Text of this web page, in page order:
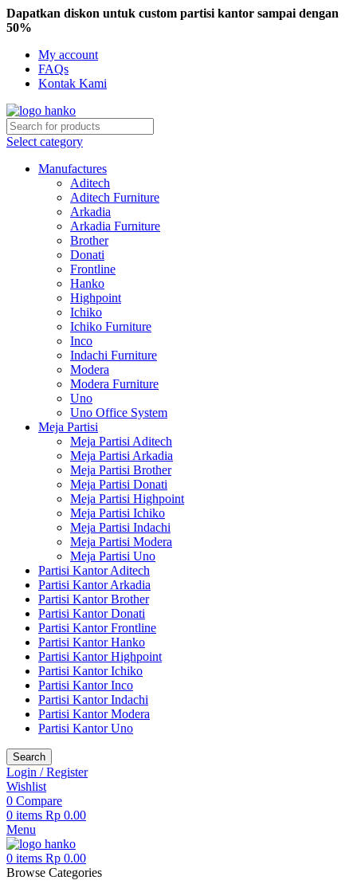
Dapatkan diskon untuk custom partisi kantor sampai dengan
50%
My account
FAQs
Kontak Kami
Select category
Manufactures
Aditech
Aditech Furniture
Arkadia
Arkadia Furniture
Brother
Donati
Frontline
Hanko
Highpoint
Ichiko
Ichiko Furniture
Inco
Indachi Furniture
Modera
Modera Furniture
Uno
Uno Office System
Meja Partisi
Meja Partisi Aditech
Meja Partisi Arkadia
Meja Partisi Brother
Meja Partisi Donati
Meja Partisi Highpoint
Meja Partisi Ichiko
Meja Partisi Indachi
Meja Partisi Modera
Meja Partisi Uno
Partisi Kantor Aditech
Partisi Kantor Arkadia
Partisi Kantor Brother
Partisi Kantor Donati
Partisi Kantor Frontline
Partisi Kantor Hanko
Partisi Kantor Highpoint
Partisi Kantor Ichiko
Partisi Kantor Inco
Partisi Kantor Indachi
Partisi Kantor Modera
Partisi Kantor Uno
Search
Login / Register
Wishlist
0 Compare
0 items Rp 0.00
Menu
0 items Rp 0.00
Browse Categories